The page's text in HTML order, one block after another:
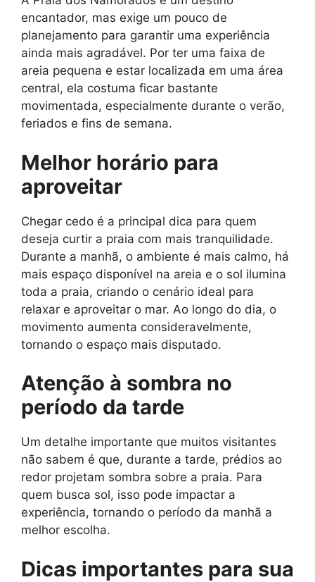
encantador, mas exige um pouco de
planejamento para garantir uma experiência
ainda mais agradável. Por ter uma faixa de
areia pequena e estar localizada em uma área
central, ela costuma ficar bastante
movimentada, especialmente durante o verão,
feriados e fins de semana.
Melhor horário para
aproveitar
Chegar cedo é a principal dica para quem
deseja curtir a praia com mais tranquilidade.
Durante a manhã, o ambiente é mais calmo, há
mais espaço disponível na areia e o sol ilumina
toda a praia, criando o cenário ideal para
relaxar e aproveitar o mar. Ao longo do dia, o
movimento aumenta consideravelmente,
tornando o espaço mais disputado.
Atenção à sombra no
período da tarde
Um detalhe importante que muitos visitantes
não sabem é que, durante a tarde, prédios ao
redor projetam sombra sobre a praia. Para
quem busca sol, isso pode impactar a
experiência, tornando o período da manhã a
melhor escolha.
Dicas importantes para sua